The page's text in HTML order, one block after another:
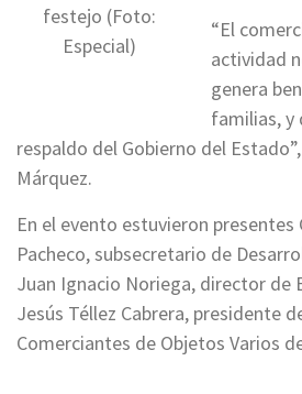
festejo (Foto:
Especial)
“El
actividad
genera
familias, y
respaldo del Gobierno del
Márquez.
En el evento estuvieron
Pacheco, subsecretario de
Juan Ignacio Noriega, director de
Jesús Téllez Cabrera, presidente
Comerciantes de Objetos Varios